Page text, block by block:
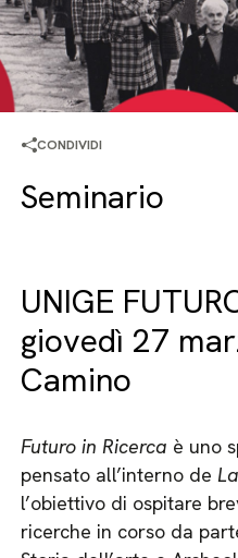
CONDIVIDI
Seminario
UNIGE
giovedì 27
Camino
Futuro in Ricerca è uno
pensato all’interno de
l’obiettivo di ospitare
ricerche in corso da